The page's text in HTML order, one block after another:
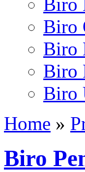
Biro
Biro
Biro
Biro
Home »
Biro